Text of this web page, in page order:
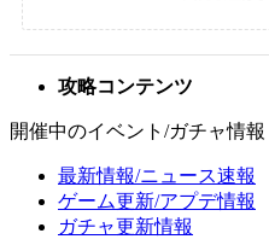
攻略コンテンツ
開催中のイベント/ガチャ情報
最新情報/ニュース速報
ゲーム更新/アプデ情報
ガチャ更新情報